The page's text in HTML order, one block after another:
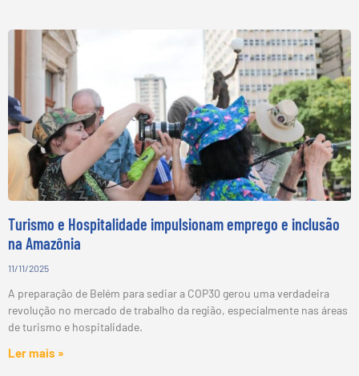
Turismo e Hospitalidade impulsionam emprego e inclusão
na Amazônia
11/11/2025
A preparação de Belém para sediar a COP30 gerou uma verdadeira
revolução no mercado de trabalho da região, especialmente nas áreas
de turismo e hospitalidade.
Ler mais »